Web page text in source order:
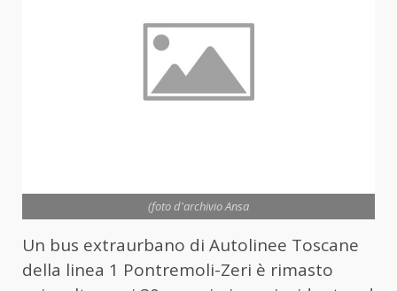
(foto d'archivio Ansa
Un bus extraurbano di Autolinee Toscane
della linea 1 Pontremoli-Zeri è rimasto